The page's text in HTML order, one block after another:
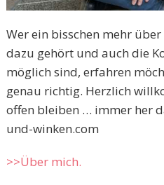
Wer ein bisschen mehr
dazu gehört und auch die
möglich sind, erfahren
genau richtig. Herzlich
offen bleiben … immer her
und-winken.com
>>Über mich.